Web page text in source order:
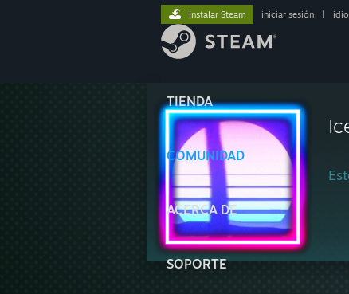
TIENDA
COMUNIDAD
ACERCA DE
SOPORTE
Instalar Steam iniciar sesión